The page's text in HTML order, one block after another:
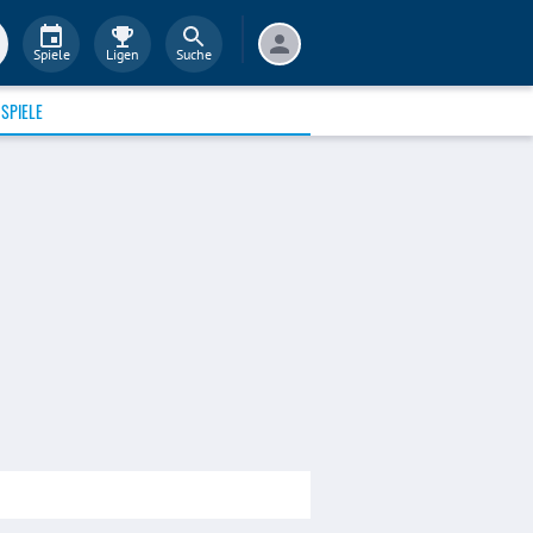
Spiele Ligen Suche
SPIELE